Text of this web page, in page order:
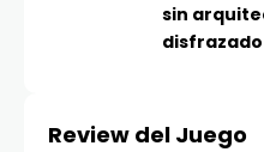
sin
Review del Juego